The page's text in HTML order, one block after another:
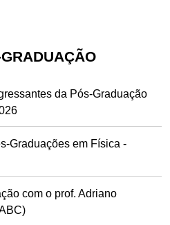
da Pós-Graduação
Graduações em Física -
com o prof. Adriano